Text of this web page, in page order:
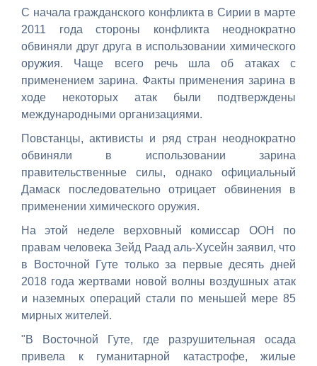
С начала гражданского конфликта в Сирии в марте
2011 года стороны конфликта неоднократно
обвиняли друг друга в использовании химического
оружия. Чаще всего речь шла об атаках с
применением зарина. Факты применения зарина в
ходе некоторых атак были подтверждены
международными организациями.
Повстанцы, активисты и ряд стран неоднократно
обвиняли в использовании зарина
правительственные силы, однако официальный
Дамаск последовательно отрицает обвинения в
применении химического оружия.
На этой неделе верховный комиссар ООН по
правам человека Зейд Раад аль-Хусейн заявил, что
в Восточной Гуте только за первые десять дней
2018 года жертвами новой волны воздушных атак
и наземных операций стали по меньшей мере 85
мирных жителей.
"В Восточной Гуте, где разрушительная осада
привела к гуманитарной катастрофе, жилые